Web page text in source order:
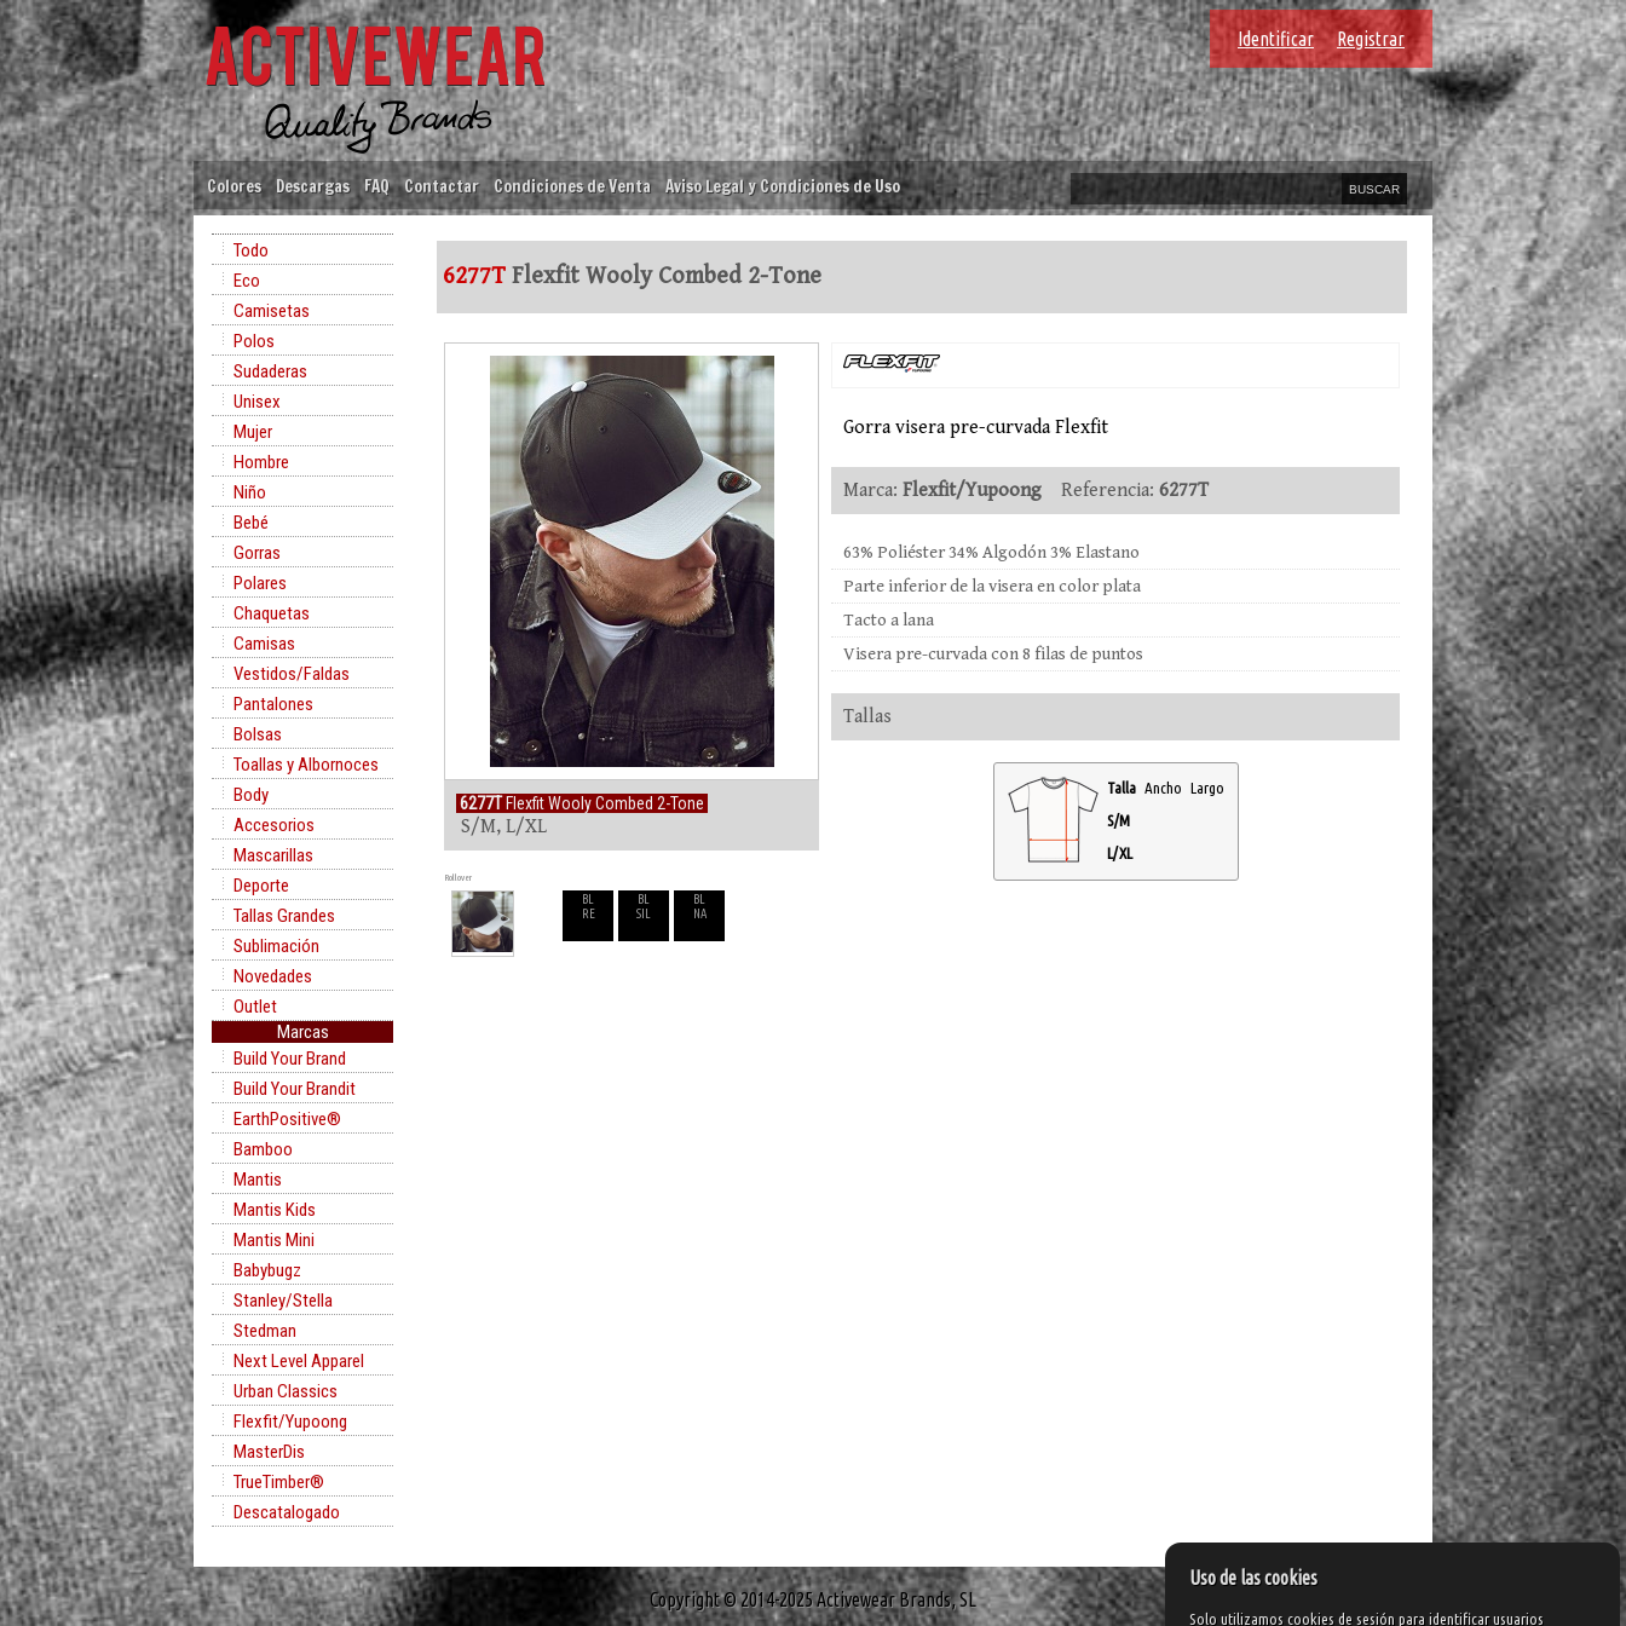
Identificar Registrar
Colores Descargas FAQ Contactar Condiciones de Venta Aviso Legal y Condiciones de Uso
Todo
Eco
Camisetas
Polos
Sudaderas
Unisex
Mujer
Hombre
Niño
Bebé
Gorras
Polares
Chaquetas
Camisas
Vestidos/Faldas
Pantalones
Bolsas
Toallas y Albornoces
Body
Accesorios
Mascarillas
Deporte
Tallas Grandes
Sublimación
Novedades
Outlet
Marcas
Build Your Brand
Build Your Brandit
EarthPositive®
Bamboo
Mantis
Mantis Kids
Mantis Mini
Babybugz
Stanley/Stella
Stedman
Next Level Apparel
Urban Classics
Flexfit/Yupoong
MasterDis
TrueTimber®
Descatalogado
6277T Flexfit Wooly Combed 2-Tone
6277TFlexfit Wooly Combed 2-Tone
S/M, L/XL
Rollover
BL
RE
BL
SIL
BL
NA
Gorra visera pre-curvada Flexfit
Marca: Flexfit/Yupoong Referencia: 6277T
63% Poliéster 34% Algodón 3% Elastano
Parte inferior de la visera en color plata
Tacto a lana
Visera pre-curvada con 8 filas de puntos
Tallas
Talla Ancho Largo
S/M
L/XL
Copyright © 2014-2025 Activewear Brands, SL
Uso de las cookies
Solo utilizamos cookies de sesión para identificar usuarios